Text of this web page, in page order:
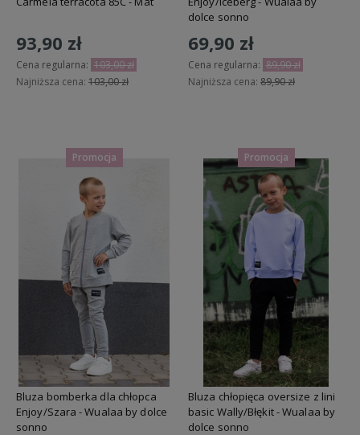
93,90 zł
Cena regularna: 103,00 zł
Najniższa cena: 103,00 zł
dolce sonno
69,90 zł
Cena regularna: 89,90 zł
Najniższa cena: 89,90 zł
Bluza bomberka dla chłopca
Enjoy/Szara - Wualaa by dolce
sonno
Promocja
Bluza chłopięca oversize z lini
basic Wally/Błękit - Wualaa by
dolce sonno
Promocja